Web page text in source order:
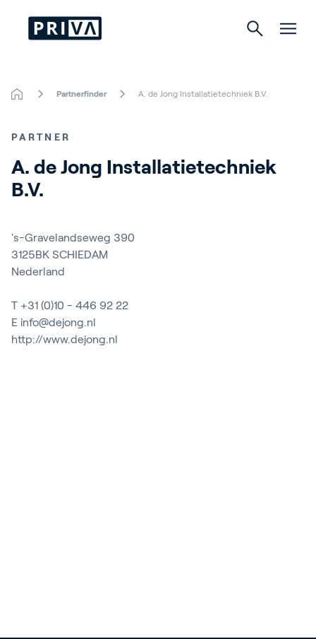
Indoor Growing
Careers
Partnerfinder A. de Jong Installatietechniek B.V.
PARTNER
A. de Jong Installatietechniek
B.V.
's-Gravelandseweg 390
3125BK SCHIEDAM
Nederland
T +31 (0)10 - 446 92 22
E info@dejong.nl
http://www.dejong.nl